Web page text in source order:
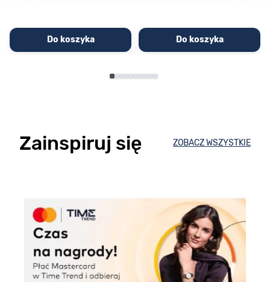
Do koszyka Do koszyka
Zainspiruj się ZOBACZ WSZYSTKIE